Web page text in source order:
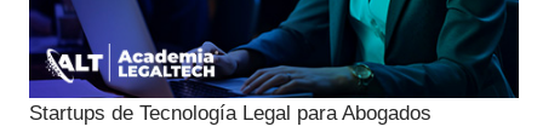
Startups de Tecnología Legal para Abogados